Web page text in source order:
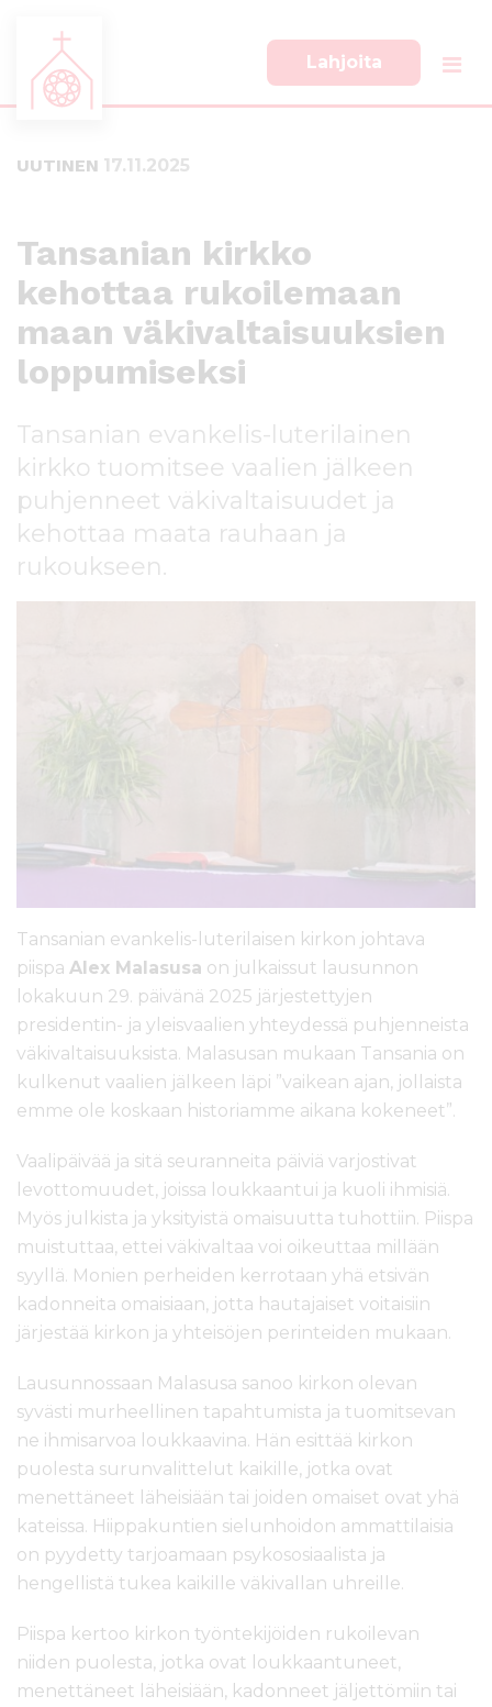
Lahjoita
UUTINEN 17.11.2025
Tansanian kirkko
kehottaa rukoilemaan
maan väkivaltaisuuksien
loppumiseksi
Tansanian evankelis-luterilainen
kirkko tuomitsee vaalien jälkeen
puhjenneet väkivaltaisuudet ja
kehottaa maata rauhaan ja
rukoukseen.
Tansanian evankelis-luterilaisen kirkon johtava
piispa Alex Malasusa on julkaissut lausunnon
lokakuun 29. päivänä 2025 järjestettyjen
presidentin- ja yleisvaalien yhteydessä puhjenneista
väkivaltaisuuksista. Malasusan mukaan Tansania on
kulkenut vaalien jälkeen läpi ”vaikean ajan, jollaista
emme ole koskaan historiamme aikana kokeneet”.
Vaalipäivää ja sitä seuranneita päiviä varjostivat
levottomuudet, joissa loukkaantui ja kuoli ihmisiä.
Myös julkista ja yksityistä omaisuutta tuhottiin. Piispa
muistuttaa, ettei väkivaltaa voi oikeuttaa millään
syyllä. Monien perheiden kerrotaan yhä etsivän
kadonneita omaisiaan, jotta hautajaiset voitaisiin
järjestää kirkon ja yhteisöjen perinteiden mukaan.
Lausunnossaan Malasusa sanoo kirkon olevan
syvästi murheellinen tapahtumista ja tuomitsevan
ne ihmisarvoa loukkaavina. Hän esittää kirkon
puolesta surunvalittelut kaikille, jotka ovat
menettäneet läheisiään tai joiden omaiset ovat yhä
kateissa. Hiippakuntien sielunhoidon ammattilaisia
on pyydetty tarjoamaan psykososiaalista ja
hengellistä tukea kaikille väkivallan uhreille.
Piispa kertoo kirkon työntekijöiden rukoilevan
niiden puolesta, jotka ovat loukkaantuneet,
menettäneet läheisiään, kadonneet jäljettömiin tai